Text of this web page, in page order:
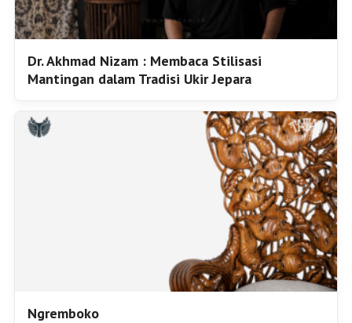
Dr. Akhmad Nizam : Membaca Stilisasi
Mantingan dalam Tradisi Ukir Jepara
Ngremboko